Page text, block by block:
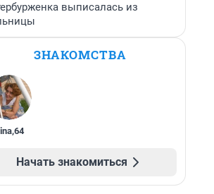
выписалась из
ЗНАКОМСТВА
,64
Начать знакомиться